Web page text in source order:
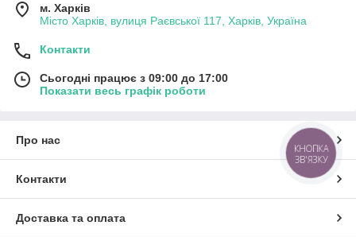
м. Харків
Місто Харків, вулиця Раєвської 117, Харків, Україна
Контакти
Сьогодні працює з 09:00 до 17:00
Показати весь графік роботи
Про нас
Контакти
Доставка та оплата
КНОПКА
ЗВ'ЯЗКУ